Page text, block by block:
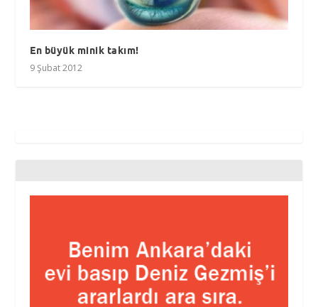
En büyük minik takım!
9 Şubat 2012